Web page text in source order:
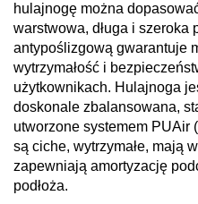
hulajnogę można
warstwowa, długa i szeroka
antypoślizgową gwarantuje
wytrzymałość i
użytkownikach. Hulajnoga
doskonale zbalansowana,
utworzone systemem PUAir
są ciche, wytrzymałe, mają
zapewniają amortyzację
podłoża.